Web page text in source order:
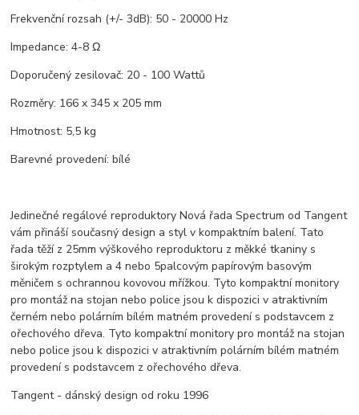
Frekvenční rozsah (+/- 3dB): 50 - 20000 Hz
Impedance: 4-8 Ω
Doporučený zesilovač: 20 - 100 Wattů
Rozměry: 166 x 345 x 205 mm
Hmotnost: 5,5 kg
Barevné provedení: bílé
Jedinečné regálové reproduktory Nová řada Spectrum od Tangent
vám přináší současný design a styl v kompaktním balení. Tato
řada těží z 25mm výškového reproduktoru z měkké tkaniny s
širokým rozptylem a 4 nebo 5palcovým papírovým basovým
měničem s ochrannou kovovou mřížkou. Tyto kompaktní monitory
pro montáž na stojan nebo police jsou k dispozici v atraktivním
černém nebo polárním bílém matném provedení s podstavcem z
ořechového dřeva. Tyto kompaktní monitory pro montáž na stojan
nebo police jsou k dispozici v atraktivním polárním bílém matném
provedení s podstavcem z ořechového dřeva.
Tangent - dánský design od roku 1996